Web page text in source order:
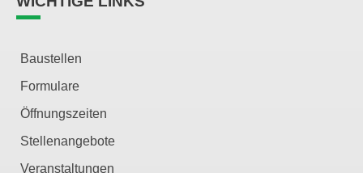
Baustellen
Formulare
Öffnungszeiten
Stellenangebote
Veranstaltungen